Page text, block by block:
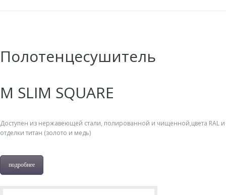
Полотенцесушитель
M SLIM SQUARE
Доступен из нержавеющей стали, полированной и чищенной,цвета RAL и
отделки титан (золото и медь)
подробнее